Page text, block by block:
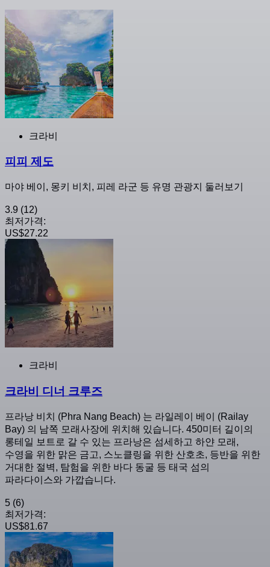
크라비
피피 제도
마야 베이, 몽키 비치, 피레 라군 등 유명 관광지 둘러보기
3.9 (12)
최저가격:
US$27.22
크라비
크라비 디너 크루즈
프라낭 비치 (Phra Nang Beach) 는 라일레이 베이 (Railay
Bay) 의 남쪽 모래사장에 위치해 있습니다. 450미터 길이의
롱테일 보트로 갈 수 있는 프라낭은 섬세하고 하얀 모래,
수영을 위한 맑은 금고, 스노클링을 위한 산호초, 등반을 위한
거대한 절벽, 탐험을 위한 바다 동굴 등 태국 섬의
파라다이스와 가깝습니다.
5 (6)
최저가격:
US$81.67